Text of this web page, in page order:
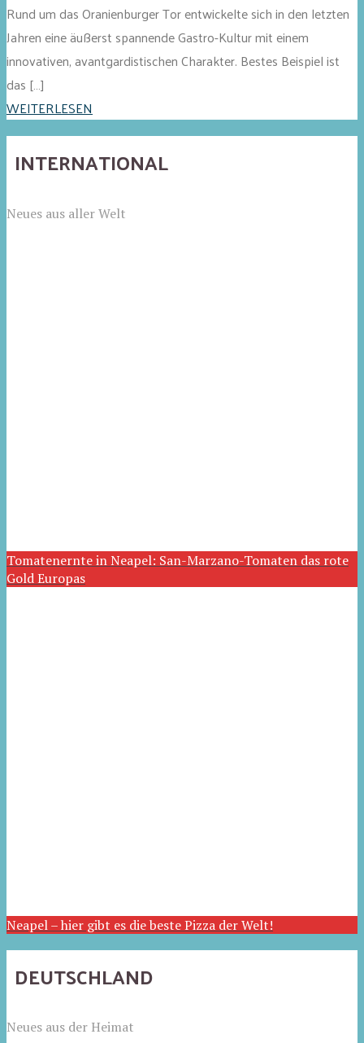
Rund um das Oranienburger Tor entwickelte sich in den letzten
Jahren eine äußerst spannende Gastro-Kultur mit einem
innovativen, avantgardistischen Charakter. Bestes Beispiel ist
das […]
WEITERLESEN
INTERNATIONAL
Neues aus aller Welt
Tomatenernte in Neapel: San-Marzano-Tomaten das rote
Gold Europas
Neapel – hier gibt es die beste Pizza der Welt!
DEUTSCHLAND
Neues aus der Heimat